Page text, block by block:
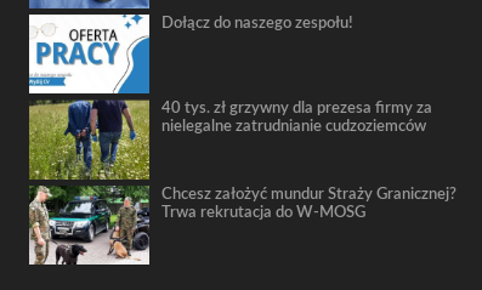
Dołącz do naszego zespołu!
40 tys. zł grzywny dla prezesa firmy za
nielegalne zatrudnianie cudzoziemców
Chcesz założyć mundur Straży Granicznej?
Trwa rekrutacja do W-MOSG